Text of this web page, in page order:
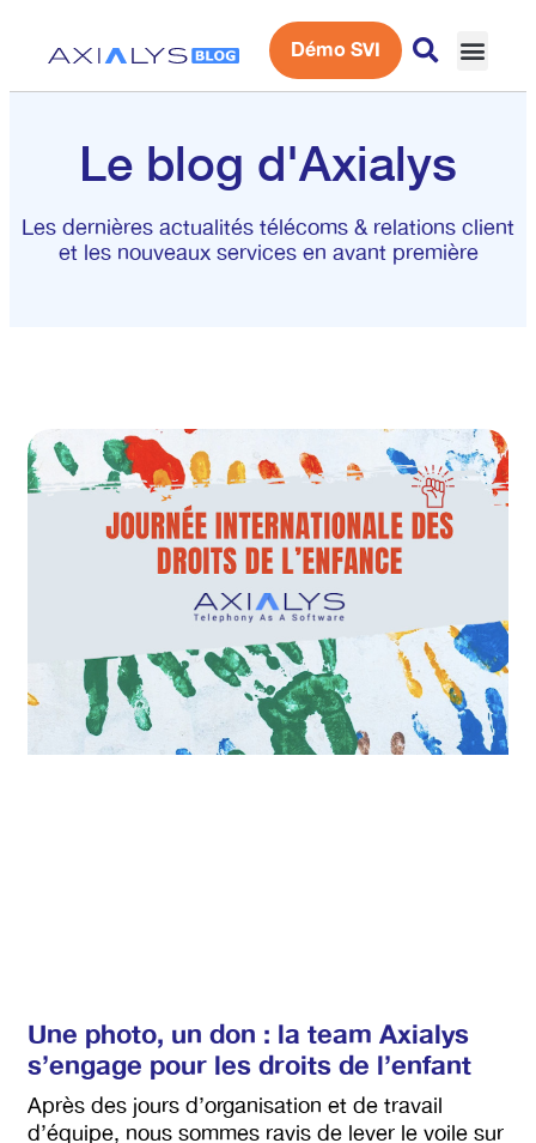
Démo SVI
Le blog d'Axialys
Les dernières actualités télécoms & relations client
et les nouveaux services en avant première
Une photo, un don : la team Axialys
s’engage pour les droits de l’enfant
Après des jours d’organisation et de travail
d’équipe, nous sommes ravis de lever le voile sur